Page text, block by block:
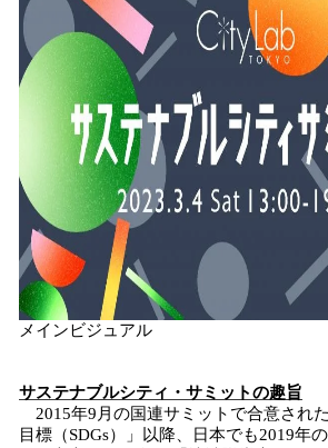
メインビジュアル
サステナブルシティ・サミットの趣旨
2015年9月の国連サミットで合意され
目標（SDGs）」以降、日本でも2019年